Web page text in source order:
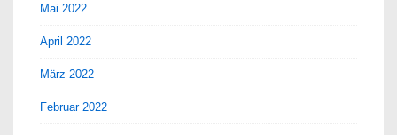
Mai 2022
April 2022
März 2022
Februar 2022